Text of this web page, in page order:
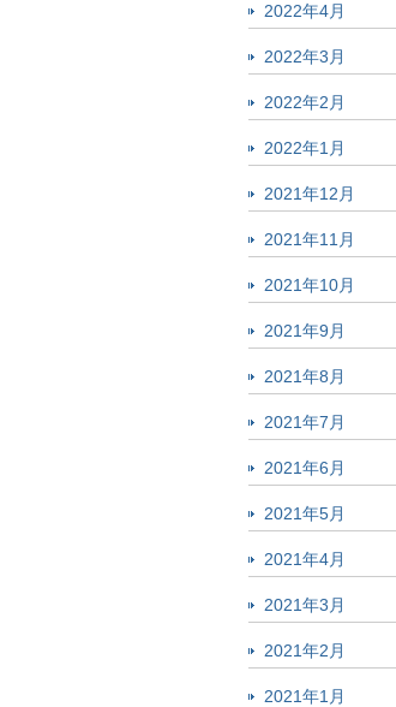
2022年4月
2022年3月
2022年2月
2022年1月
2021年12月
2021年11月
2021年10月
2021年9月
2021年8月
2021年7月
2021年6月
2021年5月
2021年4月
2021年3月
2021年2月
2021年1月